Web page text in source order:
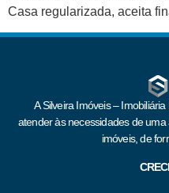
Casa regularizada, aceita
A Silveira Imóveis –
atender às necessidades de
imóveis, de
CRECI